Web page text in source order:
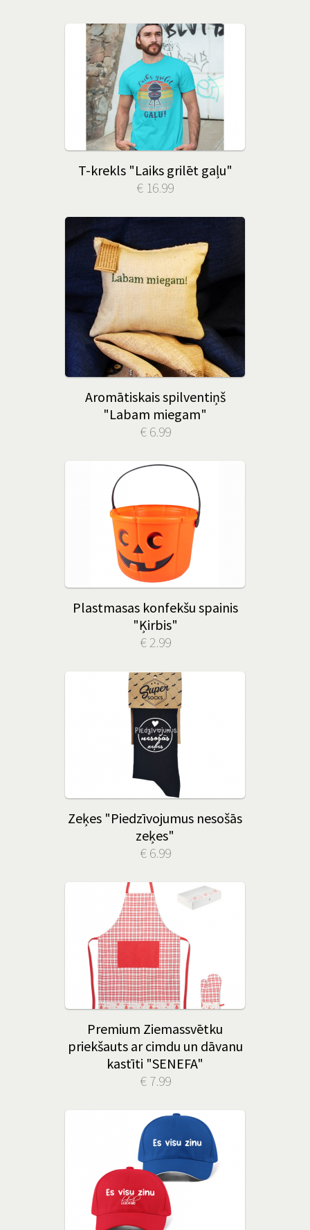
T-krekls "Laiks grilēt gaļu"
€ 16.99
Aromātiskais spilventiņš
"Labam miegam"
€ 6.99
Plastmasas konfekšu spainis
"Ķirbis"
€ 2.99
Zeķes "Piedzīvojumus nesošās
zeķes"
€ 6.99
Premium Ziemassvētku
priekšauts ar cimdu un dāvanu
kastīti "SENEFA"
€ 7.99